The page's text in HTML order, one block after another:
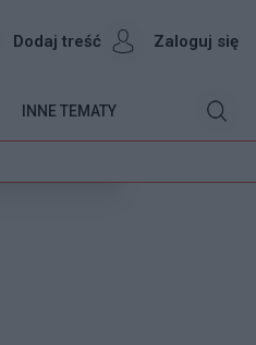
Dodaj treść Zaloguj się
INNE TEMATY